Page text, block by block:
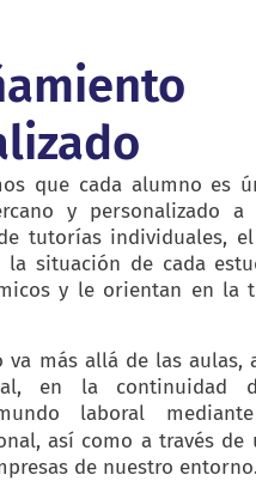
que cada alumno es
y personalizado
tutorías individuales,
la situación de cada
y le orientan en la
va más allá de las aulas,
en la
laboral
así como a través de
de nuestro entorno.